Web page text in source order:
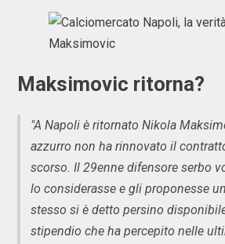
Maksimovic ritorna?
"A Napoli è ritornato Nikola
azzurro non ha rinnovato il
scorso. Il 29enne difensore serbo
lo considerasse e gli proponesse
stesso si è detto persino
stipendio che ha percepito nelle